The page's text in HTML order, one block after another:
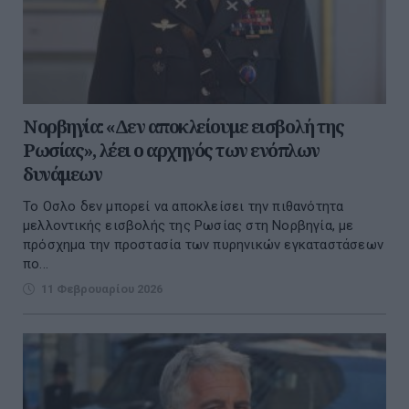
Νορβηγία: «Δεν αποκλείουμε εισβολή της
Ρωσίας», λέει ο αρχηγός των ενόπλων
δυνάμεων
Το Οσλο δεν μπορεί να αποκλείσει την πιθανότητα
μελλοντικής εισβολής της Ρωσίας στη Νορβηγία, με
πρόσχημα την προστασία των πυρηνικών εγκαταστάσεων
πο...
11 Φεβρουαρίου 2026